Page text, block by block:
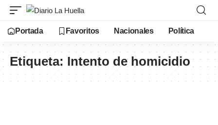
Portada Favoritos Nacionales Política
Etiqueta: Intento de homicidio